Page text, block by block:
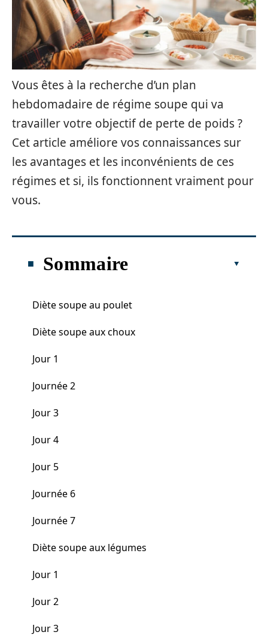
Vous êtes à la recherche d’un plan
hebdomadaire de régime soupe qui va
travailler votre objectif de perte de poids ?
Cet article améliore vos connaissances sur
les avantages et les inconvénients de ces
régimes et si, ils fonctionnent vraiment pour
vous.
Sommaire
Diète soupe au poulet
Diète soupe aux choux
Jour 1
Journée 2
Jour 3
Jour 4
Jour 5
Journée 6
Journée 7
Diète soupe aux légumes
Jour 1
Jour 2
Jour 3